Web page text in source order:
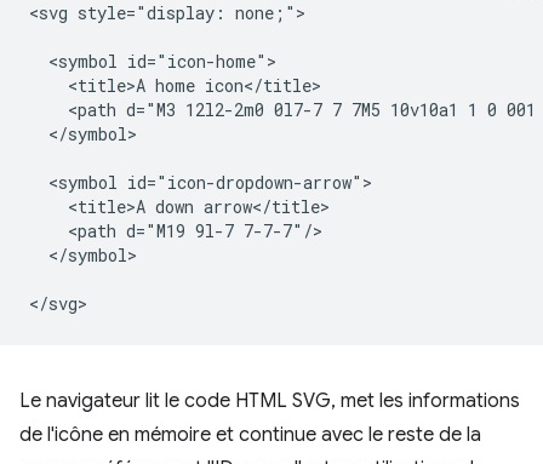
<svg style="display: none;">
  <symbol id="icon-home">
    <title>A home icon</title>
<path d="M3 12l2-2m0 0l7-7 7 7M5 10v10a1 1 0
  </symbol>
  <symbol id="icon-dropdown-arrow">
    <title>A down arrow</title>
    <path d="M19 9l-7 7-7-7"/>
  </symbol>
Le navigateur lit le code HTML SVG, met les informations
de l'icône en mémoire et continue avec le reste de la